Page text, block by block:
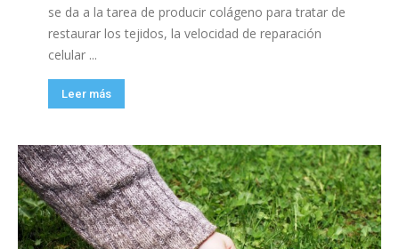
se da a la tarea de producir colágeno para tratar de
restaurar los tejidos, la velocidad de reparación
celular ...
Leer más